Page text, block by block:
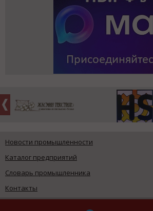
Новости промышленности
Каталог предприятий
Словарь промышленника
Контакты